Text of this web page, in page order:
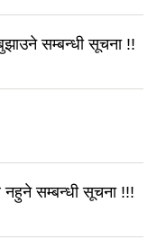
सम्बन्धी सूचना !!
नहुने सम्बन्धी सूचना !!!